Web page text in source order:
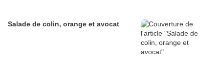
Salade de colin, orange et avocat